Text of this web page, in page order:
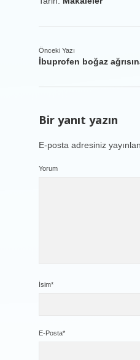
Önceki Yazı
İbuprofen boğaz
Bir yanıt yazın
E-posta adresiniz
Yorum
İsim*
E-Posta*